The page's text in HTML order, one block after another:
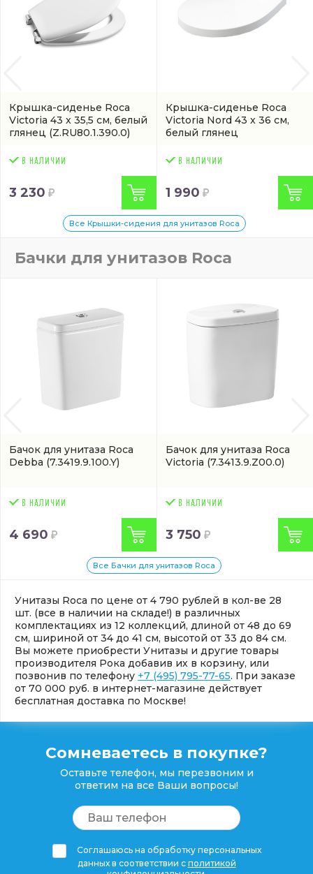
Крышка-сиденье Roca
Victoria 43 x 35,5 см, белый
глянец (Z.RU80.1.390.0)
3 230
Крышка-сиденье Roca
Victoria Nord 43 x 36 см,
белый глянец
1 990
Все Крышки-сидения для унитазов Roca
Бачки для унитазов Roca
Бачок для унитаза Roca
Debba (7.3419.9.100.Y)
4 690
Бачок для унитаза Roca
Victoria (7.3413.9.Z00.0)
3 750
Все Бачки для унитазов Roca
Унитазы Roca по цене от 4 790 рублей в кол-ве 28
шт. (все в наличии на складе!) в различных
комплектациях из 12 коллекций, длиной от 48 до 69
см, шириной от 34 до 41 см, высотой от 33 до 84 см.
Вы можете приобрести Унитазы и другие товары
производителя Рока добавив их в корзину, или
позвонив по телефону +7 (495) 795-77-65. При заказе
от 70 000 руб. в интернет-магазине действует
бесплатная доставка по Москве!
Сомневаетесь в покупке?
Оставьте телефон, мы перезвоним и
ответим на все Ваши вопросы!
Соглашаюсь на обработку персональных
данных в соответствии с политикой